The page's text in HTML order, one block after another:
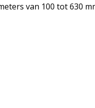
van 100 tot 630